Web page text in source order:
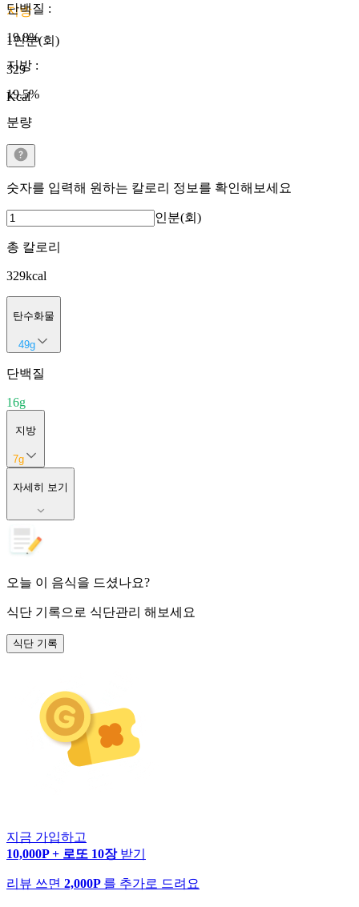
지방
1인분(회)
329
Kcal
단백질 :
19.8%
지방 :
19.5%
분량
숫자를 입력해 원하는 칼로리 정보를 확인해보세요
인분(회)
총 칼로리
329kcal
탄수화물
49g
단백질
16g
지방
7g
자세히 보기
오늘 이 음식을 드셨나요?
식단 기록으로 식단관리 해보세요
식단 기록
지금 가입하고
10,000P + 로또 10장 받기
리뷰 쓰면 2,000P 를 추가로 드려요